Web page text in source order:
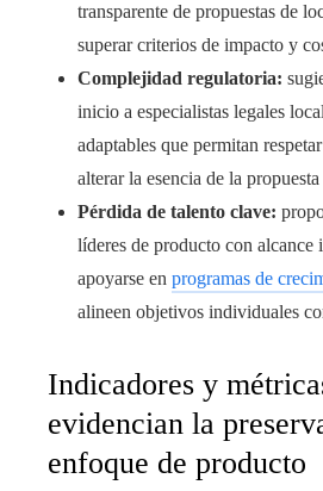
transparente de propuestas de
superar criterios de impacto y
Complejidad regulatoria:
inicio a especialistas legales
adaptables que permitan
alterar la esencia de la
Pérdida de talento clave:
líderes de producto con alcance
apoyarse en programas de
alineen objetivos individuales
Indicadores y
evidencian la
enfoque de producto